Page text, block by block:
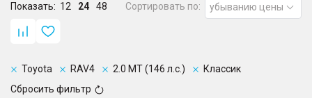
Показать: 12 24 48 Сортировать по: убыванию цены
Toyota RAV4 2.0 MT (146 л.с.)
Классик
Сбросить фильтр